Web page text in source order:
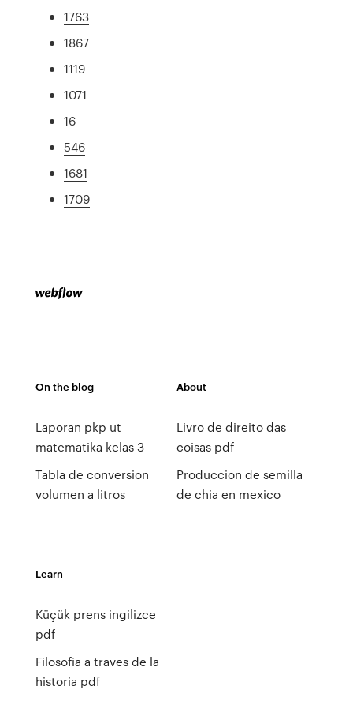
1763
1867
1119
1071
16
546
1681
1709
On the blog
Laporan pkp ut
matematika kelas 3
Tabla de conversion
volumen a litros
About
Livro de direito das
coisas pdf
Produccion de semilla
de chia en mexico
Learn
Küçük prens ingilizce
pdf
Filosofia a traves de la
historia pdf